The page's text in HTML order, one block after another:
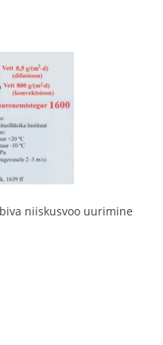
niiskusvoo uurimine